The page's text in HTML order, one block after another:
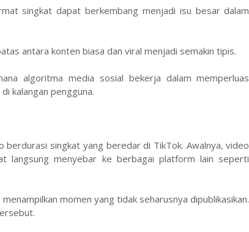
singkat dapat berkembang menjadi isu besar dalam
antara konten biasa dan viral menjadi semakin tipis.
algoritma media sosial bekerja dalam memperluas
kalangan pengguna.
berdurasi singkat yang beredar di TikTok. Awalnya, video
langsung menyebar ke berbagai platform lain seperti
momen yang tidak seharusnya dipublikasikan.